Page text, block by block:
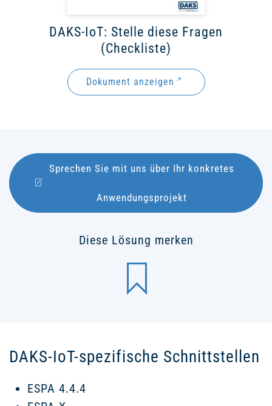
DAKS-IoT: Stelle diese Fragen
(Checkliste)
Dokument anzeigen
Sprechen Sie mit uns über Ihr konkretes
Anwendungsprojekt
Diese Lösung merken
DAKS-IoT-spezifische Schnittstellen
ESPA 4.4.4